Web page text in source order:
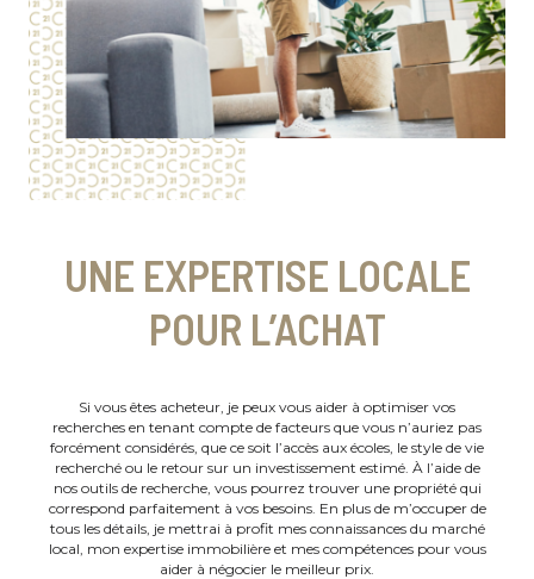
UNE EXPERTISE LOCALE
POUR L’ACHAT
Si vous êtes acheteur, je peux vous aider à optimiser vos
recherches en tenant compte de facteurs que vous n’auriez pas
forcément considérés, que ce soit l’accès aux écoles, le style de vie
recherché ou le retour sur un investissement estimé. À l’aide de
nos outils de recherche, vous pourrez trouver une propriété qui
correspond parfaitement à vos besoins. En plus de m’occuper de
tous les détails, je mettrai à profit mes connaissances du marché
local, mon expertise immobilière et mes compétences pour vous
aider à négocier le meilleur prix.